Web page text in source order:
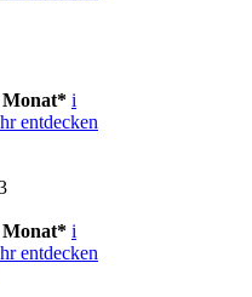
Monat* i
entdecken
Monat* i
entdecken